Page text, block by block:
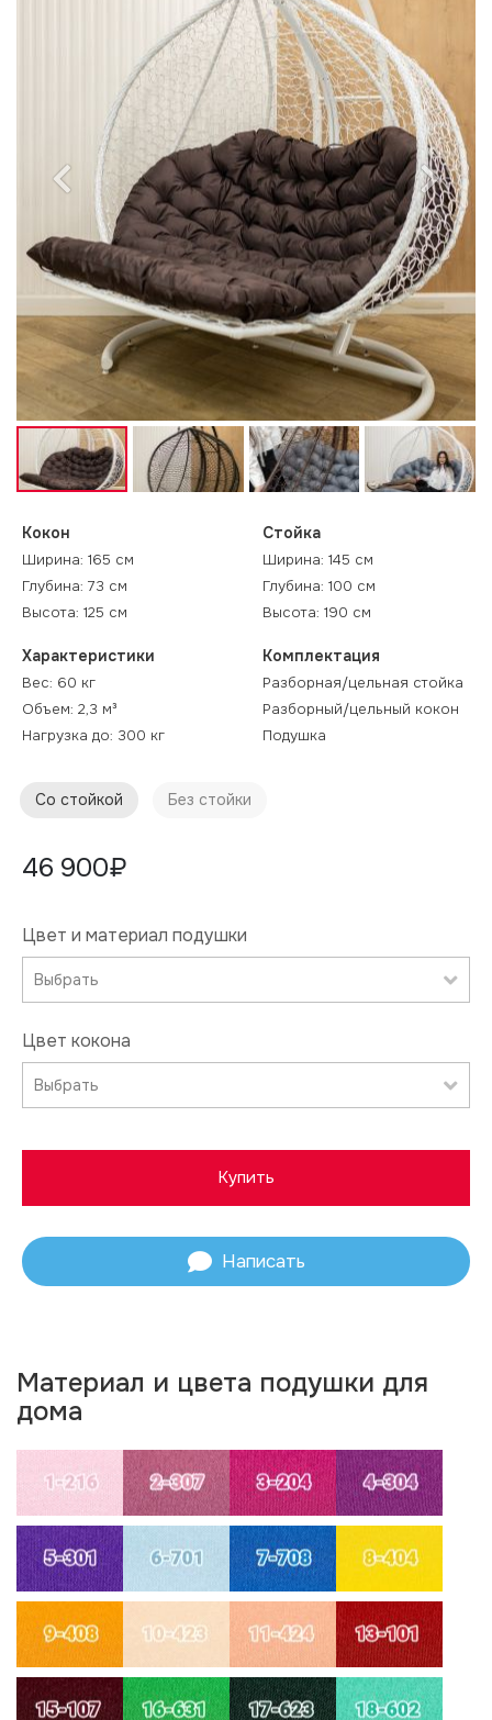
Кокон
Ширина: 165 см
Глубина: 73 см
Высота: 125 см
Стойка
Ширина: 145 см
Глубина: 100 см
Высота: 190 см
Характеристики
Вес: 60 кг
Объем: 2,3 м³
Нагрузка до: 300 кг
Комплектация
Разборная/цельная стойка
Разборный/цельный кокон
Подушка
Со стойкой Без стойки
46 900₽
Цвет и материал подушки
Выбрать
Цвет кокона
Выбрать
Купить
40 900₽
Цвет и материал подушки
Выбрать
Цвет кокона
Выбрать
Купить
Написать
Материал и цвета подушки для
дома